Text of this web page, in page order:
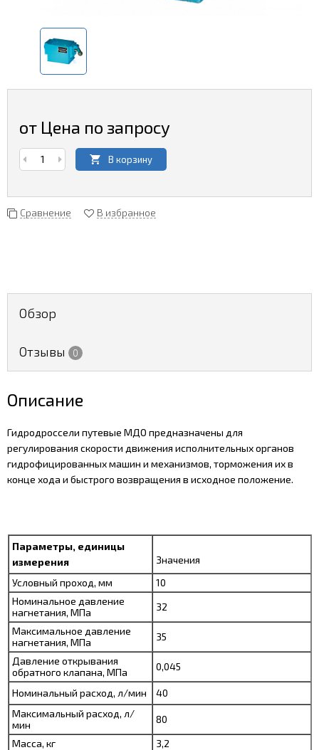
от Цена по запросу
В корзину
Сравнение В избранное
Обзор
Отзывы 0
Описание
Гидродроссели путевые МДО предназначены для
регулирования скорости движения исполнительных органов
гидрофицированных машин и механизмов, торможения их в
конце хода и быстрого возвращения в исходное положение.
Параметры, единицы
измерения
Значения
Условный проход, мм
10
Номинальное давление
нагнетания, МПа
32
Максимальное давление
нагнетания, МПа
35
Давление открывания
обратного клапана, МПа
0,045
Номинальный расход, л/мин
40
Максимальный расход, л/
мин
80
Масса, кг
3,2